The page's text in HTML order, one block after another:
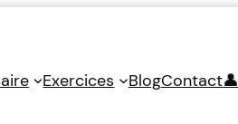
Exercices BlogContact👤